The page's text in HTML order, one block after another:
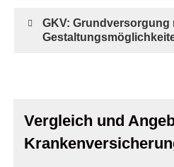
GKV: Grundversorgung
Vergleich und